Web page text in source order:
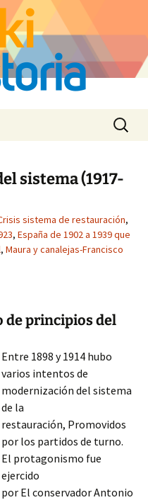
Buscar:
sistema (1917-
sistema de restauración,
, España de 1902 a 1939 que
, Maura y canalejas-Francisco
de principios del
Entre 1898 y 1914 hubo
varios intentos de
modernización del sistema
de la
restauración, Promovidos
por los partidos de turno.
El protagonismo fue
ejercido
por El conservador Antonio